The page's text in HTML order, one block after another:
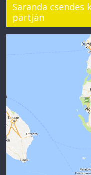
Saranda csendes
partján